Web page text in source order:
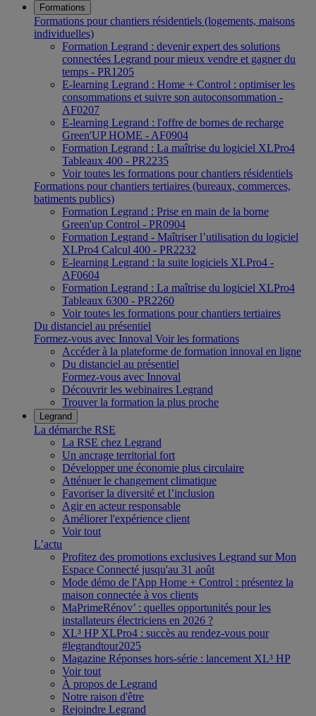
Formations
Formations pour chantiers résidentiels (logements, maisons
individuelles)
Formation Legrand : devenir expert des solutions
connectées Legrand pour mieux vendre et gagner du
temps - PR1205
E-learning Legrand : Home + Control : optimiser les
consommations et suivre son autoconsommation -
AF0207
E-learning Legrand : l'offre de bornes de recharge
Green'UP HOME - AF0904
Formation Legrand : La maîtrise du logiciel XLPro4
Tableaux 400 - PR2235
Voir toutes les formations pour chantiers résidentiels
Formations pour chantiers tertiaires (bureaux, commerces,
batiments publics)
Formation Legrand : Prise en main de la borne
Green'up Control - PR0904
Formation Legrand - Maîtriser l’utilisation du logiciel
XLPro4 Calcul 400 - PR2232
E-learning Legrand : la suite logiciels XLPro4 -
AF0604
Formation Legrand : La maîtrise du logiciel XLPro4
Tableaux 6300 - PR2260
Voir toutes les formations pour chantiers tertiaires
Du distanciel au présentiel
Formez-vous avec Innoval Voir les formations
Accéder à la plateforme de formation innoval en ligne
Du distanciel au présentiel
Formez-vous avec Innoval
Découvrir les webinaires Legrand
Trouver la formation la plus proche
Legrand
La démarche RSE
La RSE chez Legrand
Un ancrage territorial fort
Développer une économie plus circulaire
Atténuer le changement climatique
Favoriser la diversité et l’inclusion
Agir en acteur responsable
Améliorer l'expérience client
Voir tout
L’actu
Profitez des promotions exclusives Legrand sur Mon
Espace Connecté jusqu'au 31 août
Mode démo de l'App Home + Control : présentez la
maison connectée à vos clients
MaPrimeRénov’ : quelles opportunités pour les
installateurs électriciens en 2026 ?
XL³ HP XLPro4 : succès au rendez-vous pour
#legrandtour2025
Magazine Réponses hors-série : lancement XL³ HP
Voir tout
À propos de Legrand
Notre raison d'être
Rejoindre Legrand